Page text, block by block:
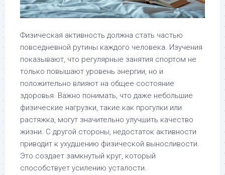
Физическая активность должна стать частью
повседневной рутины каждого человека. Изучения
показывают, что регулярные занятия спортом не
только повышают уровень энергии, но и
положительно влияют на общее состояние
здоровья. Важно понимать, что даже небольшие
физические нагрузки, такие как прогулки или
растяжка, могут значительно улучшить качество
жизни. С другой стороны, недостаток активности
приводит к ухудшению физической выносливости.
Это создает замкнутый круг, который
способствует усилению усталости.